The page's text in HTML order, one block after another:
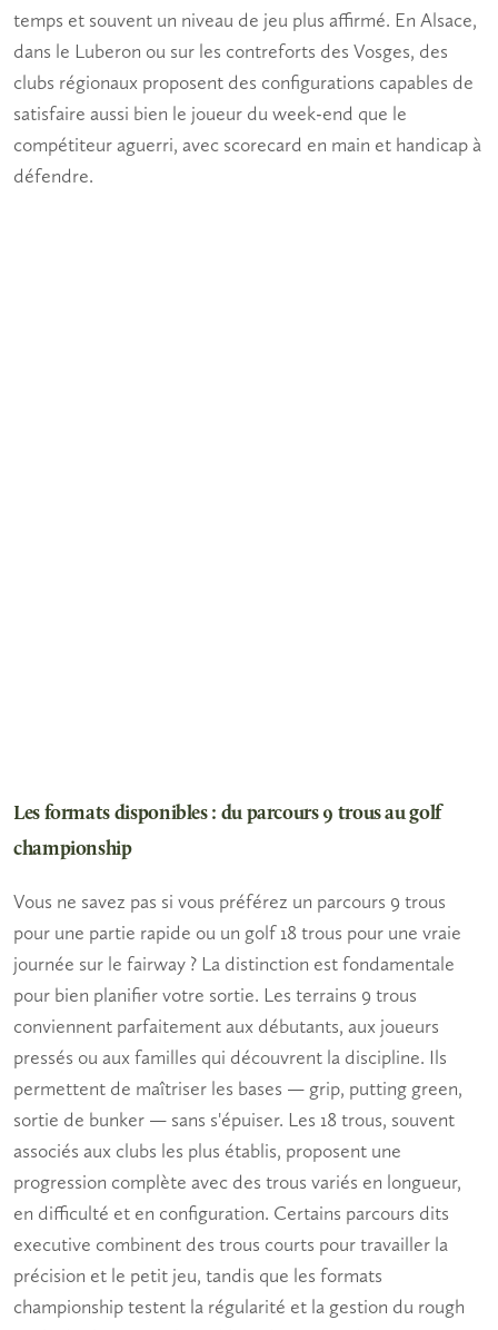
temps et souvent un niveau de jeu plus affirmé. En Alsace,
dans le Luberon ou sur les contreforts des Vosges, des
clubs régionaux proposent des configurations capables de
satisfaire aussi bien le joueur du week-end que le
compétiteur aguerri, avec scorecard en main et handicap à
défendre.
Les formats disponibles : du parcours 9 trous au golf
championship
Vous ne savez pas si vous préférez un parcours 9 trous
pour une partie rapide ou un golf 18 trous pour une vraie
journée sur le fairway ? La distinction est fondamentale
pour bien planifier votre sortie. Les terrains 9 trous
conviennent parfaitement aux débutants, aux joueurs
pressés ou aux familles qui découvrent la discipline. Ils
permettent de maîtriser les bases — grip, putting green,
sortie de bunker — sans s'épuiser. Les 18 trous, souvent
associés aux clubs les plus établis, proposent une
progression complète avec des trous variés en longueur,
en difficulté et en configuration. Certains parcours dits
executive combinent des trous courts pour travailler la
précision et le petit jeu, tandis que les formats
championship testent la régularité et la gestion du rough